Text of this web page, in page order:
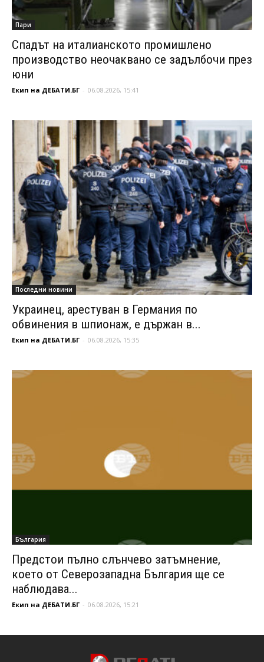
Пари
Спадът на италианското промишлено
производство неочаквано се задълбочи през
юни
Екип на ДЕБАТИ.БГ - 06.08.2026, 15:41
Последни новини
Украинец, арестуван в Германия по
обвинения в шпионаж, е държан в...
Екип на ДЕБАТИ.БГ - 06.08.2026, 15:35
България
Предстои пълно слънчево затъмнение,
което от Северозападна България ще се
наблюдава...
Екип на ДЕБАТИ.БГ - 06.08.2026, 15:21